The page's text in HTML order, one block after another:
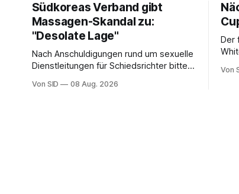
Südkoreas Verband gibt
Massagen-Skandal zu:
"Desolate Lage"
Nach Anschuldigungen rund um sexuelle
Dienstleitungen für Schiedsrichter bittet
Entschuldigung.
Von SID 08 Aug. 2026
Der
Von